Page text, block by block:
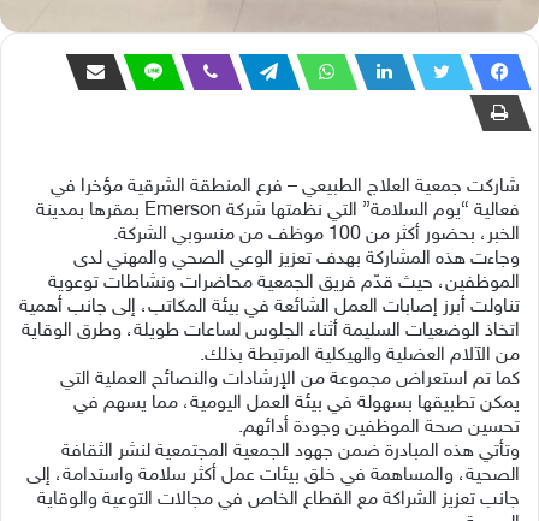
شاركت جمعية العلاج الطبيعي – فرع المنطقة الشرقية مؤخرا في
فعالية “يوم السلامة” التي نظمتها شركة Emerson بمقرها بمدينة
الخبر، بحضور أكثر من 100 موظف من منسوبي الشركة.
وجاءت هذه المشاركة بهدف تعزيز الوعي الصحي والمهني لدى
الموظفين، حيث قدّم فريق الجمعية محاضرات ونشاطات توعوية
تناولت أبرز إصابات العمل الشائعة في بيئة المكاتب، إلى جانب أهمية
اتخاذ الوضعيات السليمة أثناء الجلوس لساعات طويلة، وطرق الوقاية
من الآلام العضلية والهيكلية المرتبطة بذلك.
كما تم استعراض مجموعة من الإرشادات والنصائح العملية التي
يمكن تطبيقها بسهولة في بيئة العمل اليومية، مما يسهم في
تحسين صحة الموظفين وجودة أدائهم.
وتأتي هذه المبادرة ضمن جهود الجمعية المجتمعية لنشر الثقافة
الصحية، والمساهمة في خلق بيئات عمل أكثر سلامة واستدامة، إلى
جانب تعزيز الشراكة مع القطاع الخاص في مجالات التوعية والوقاية